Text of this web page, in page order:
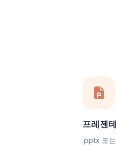
프레젠
.pptx 또